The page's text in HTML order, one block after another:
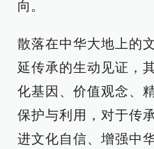
向。
散落在中华大地上的
延传承的生动见证，
化基因、价值观念、
保护与利用，对于传
进文化自信、增强中